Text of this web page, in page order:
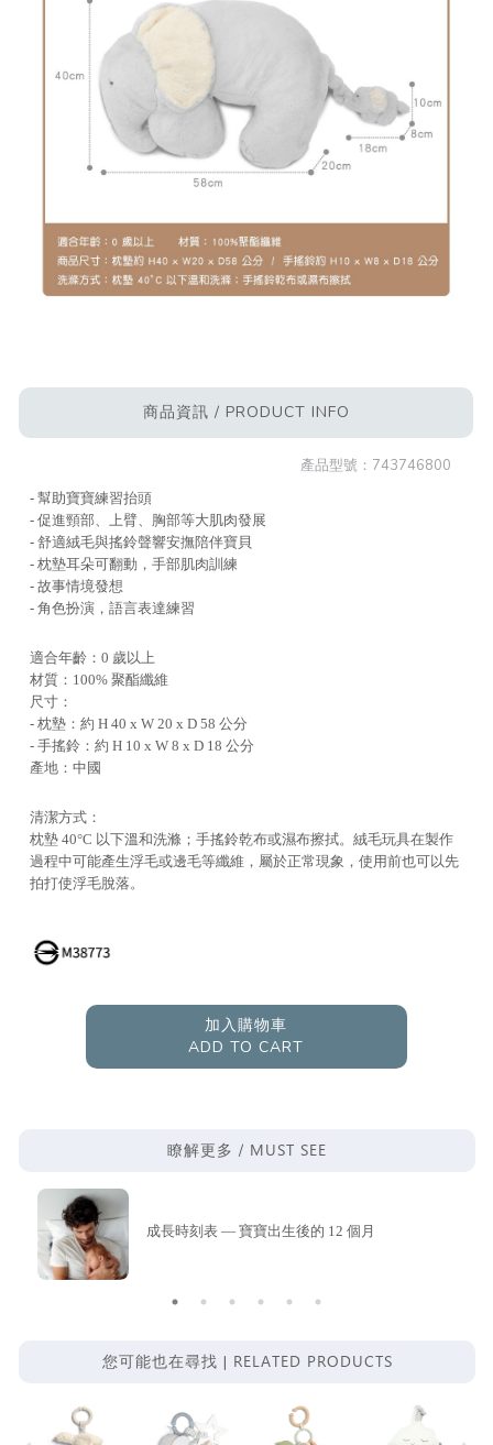
商品資訊 / PRODUCT INFO
產品型號： 743746800
- 幫助寶寶練習抬頭
- 促進頸部、上臂、胸部等大肌肉發展
- 舒適絨毛與搖鈴聲響安撫陪伴寶貝
- 枕墊耳朵可翻動，手部肌肉訓練
- 故事情境發想
- 角色扮演，語言表達練習
適合年齡：0 歲以上
材質：100% 聚酯纖維
尺寸：
- 枕墊：約 H 40 x W 20 x D 58 公分
- 手搖鈴：約 H 10 x W 8 x D 18 公分
產地：中國
清潔方式：
枕墊 40°C 以下溫和洗滌；手搖鈴乾布或濕布擦拭。絨毛玩具在製作
過程中可能產生浮毛或邊毛等纖維，屬於正常現象，使用前也可以先
拍打使浮毛脫落。
加入購物車
ADD TO CART
瞭解更多 / MUST SEE
成長時刻表 — 寶寶出生後的 12 個月
您可能也在尋找 | RELATED PRODUCTS